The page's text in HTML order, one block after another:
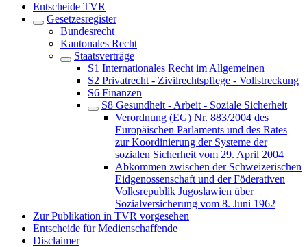
Entscheide TVR
Gesetzesregister
Bundesrecht
Kantonales Recht
Staatsverträge
S1 Internationales Recht im Allgemeinen
S2 Privatrecht - Zivilrechtspflege - Vollstreckung
S6 Finanzen
S8 Gesundheit - Arbeit - Soziale Sicherheit
Verordnung (EG) Nr. 883/2004 des
Europäischen Parlaments und des Rates
zur Koordinierung der Systeme der
sozialen Sicherheit vom 29. April 2004
Abkommen zwischen der Schweizerischen
Eidgenossenschaft und der Föderativen
Volksrepublik Jugoslawien über
Sozialversicherung vom 8. Juni 1962
Zur Publikation in TVR vorgesehen
Entscheide für Medienschaffende
Disclaimer